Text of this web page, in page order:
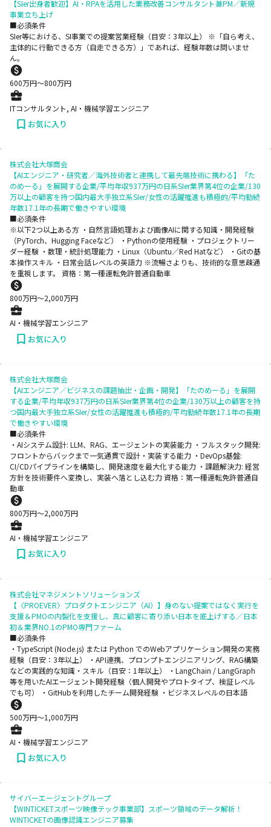
【SIer出身者歓迎】AI・RPAを活用した業務改善コンサルタント兼PM／新規
事業立ち上げ
■必須条件
SIer等における、SI事業での提案営業経験（目安：3年以上） ※「自ら考え、
主体的に行動できる方（自走できる方）」であれば、経験年数は問いませ
ん。
600万円〜800万円
ITコンサルタント, AI・機械学習エンジニア
お気に入り
株式会社大塚商会
【AIエンジニア・研究者／海外技術者と連携して最先端技術に携わる】「た
のめーる」を展開する企業/平均年収937万円の日系SIer業界第4位の企業/130
万以上の顧客を持つ国内最大手独立系SIer/女性の活躍推進も積極的/平均勤続
年数17.1年の長期で働きやすい環境
■必須条件
※以下2つ以上ある方 ・自然言語処理および画像AIに関する知識・開発経験
（PyTorch、Hugging Faceなど） ・Pythonの使用経験 ・プロジェクトリー
ダー経験 ・数理・統計処理能力 ・Linux（Ubuntu／Red Hatなど） ・Gitの基
本操作スキル ・日常会話レベルの英語力 ※流暢さよりも、技術的な意思疎通
を重視します。 資格：第一種運転免許普通自動車
800万円〜2,000万円
AI・機械学習エンジニア
お気に入り
株式会社大塚商会
【AIエンジニア／ビジネスの課題抽出・企画・開発】「たのめーる」を展開
する企業/平均年収937万円の日系SIer業界第4位の企業/130万以上の顧客を持
つ国内最大手独立系SIer/女性の活躍推進も積極的/平均勤続年数17.1年の長期
で働きやすい環境
■必須条件
・AIシステム設計: LLM、RAG、エージェントの実装能力 ・フルスタック開発:
フロントからバックまで一気通貫で設計・実装する能力 ・DevOps基盤:
CI/CDパイプラインを構築し、開発速度を最大化する能力 ・課題解決力: 経営
方針を技術要件へ変換し、実装へ落とし込む力 資格：第一種運転免許普通自
動車
800万円〜2,000万円
AI・機械学習エンジニア
お気に入り
株式会社マネジメントソリューションズ
【〈PROEVER〉プロダクトエンジニア（AI）】身のない提案ではなく実行を
支援＆PMOの内製化を支援し、真に顧客に寄り添い日本を底上げする／日本
初＆業界NO.1のPMO専門ファーム
■必須条件
・TypeScript (Node.js) または Python でのWebアプリケーション開発の実務
経験（目安：3年以上） ・API連携、プロンプトエンジニアリング、RAG構築
などの実践的な知識・スキル（目安：1年以上） ・LangChain / LangGraph
等を用いたAIエージェント開発経験（個人開発やプロトタイプ、検証レベル
でも可） ・GitHubを利用したチーム開発経験 ・ビジネスレベルの日本語
500万円〜1,000万円
AI・機械学習エンジニア
お気に入り
サイバーエージェントグループ
【WINTICKETスポーツ映像テック事業部】スポーツ領域のデータ解析！
WINTICKETの画像認識エンジニア募集